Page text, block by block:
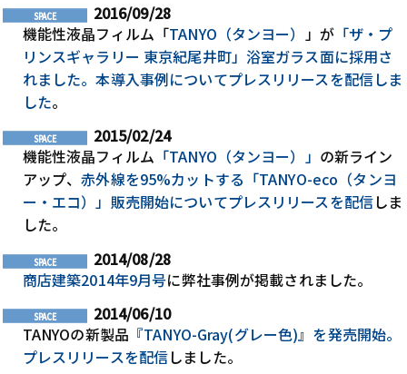
2016/09/28
機能性液晶フィルム「TANYO（タンヨー） 」が「ザ・プ
リンスギャラリー 東京紀尾井町」浴室ガラス面に採用さ
れました。本導入事例についてプレスリリースを配信しま
した。
2015/02/24
機能性液晶フィルム 「TANYO（タンヨー）」 の新ライン
アップ、赤外線を95%カットする「TANYO-eco（タンヨ
ー・エコ）」販売開始についてプレスリリースを配信しま
した。
2014/08/28
商店建築2014年9月号に弊社事例が掲載されました。
2014/06/10
TANYOの新製品 『TANYO-Gray(グレー色)』を発売開始。
プレスリリースを配信しました。